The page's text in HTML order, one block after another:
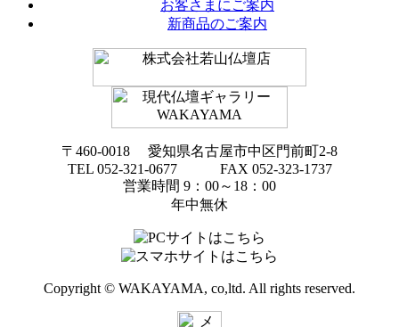
お客さまにご案内
新商品のご案内
〒460-0018 愛知県名古屋市中区門前町2-8
TEL 052-321-0677 FAX 052-323-1737
営業時間 9：00～18：00
年中無休
Copyright © WAKAYAMA, co,ltd. All rights reserved.